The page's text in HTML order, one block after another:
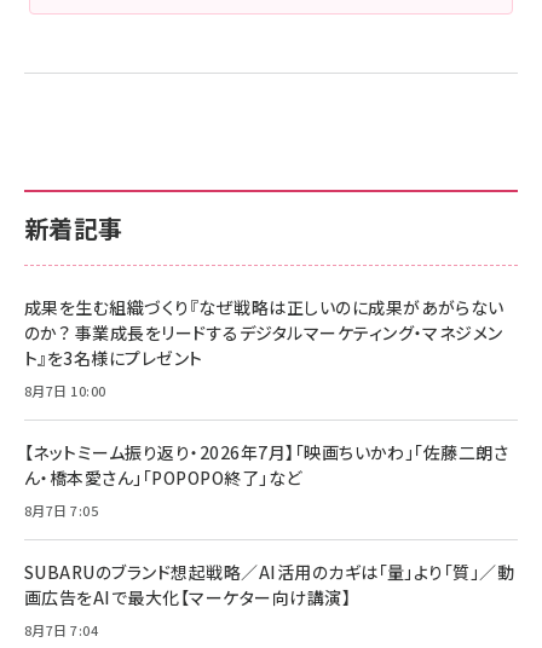
新着記事
成果を生む組織づくり『なぜ戦略は正しいのに成果があがらない
のか？ 事業成長をリードするデジタルマーケティング・マネジメン
ト』を3名様にプレゼント
8月7日 10:00
【ネットミーム振り返り・2026年7月】「映画ちいかわ」「佐藤二朗さ
ん・橋本愛さん」「POPOPO終了」など
8月7日 7:05
SUBARUのブランド想起戦略／AI活用のカギは「量」より「質」／動
画広告をAIで最大化【マーケター向け講演】
8月7日 7:04